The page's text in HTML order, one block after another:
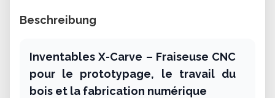
Beschreibung
Inventables X-Carve – Fraiseuse CNC
pour le prototypage, le travail du
bois et la fabrication numérique